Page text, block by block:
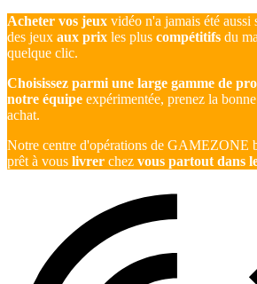
Acheter vos jeux vidéo n'a jamais été
des jeux aux prix les plus compétitifs du
quelque clic.
Choisissez parmi une large gamme de
notre équipe expérimentée, prenez la
achat.
Notre centre d'opérations de GAMEZONE
prêt à vous livrer chez vous partout dans